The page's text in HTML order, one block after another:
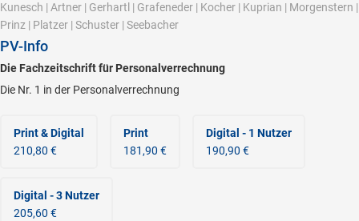
Kunesch | Artner | Gerhartl | Grafeneder | Kocher | Kuprian | Morgenstern |
Prinz | Platzer | Schuster | Seebacher
PV-Info
Die Fachzeitschrift für Personalverrechnung
Die Nr. 1 in der Personalverrechnung
Print & Digital
210,80 €
Print
181,90 €
Digital - 1 Nutzer
190,90 €
Digital - 3 Nutzer
205,60 €